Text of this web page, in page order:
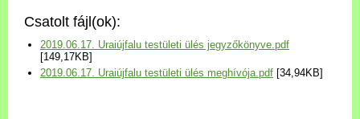
Választási információk
Versenyképes Járások
Csatolt fájl(ok):
2019.06.17. Uraiújfalu testületi ülés jegyzőkönyve.pdf
[149,17KB]
2019.06.17. Uraiújfalu testületi ülés meghívója.pdf [34,94KB]